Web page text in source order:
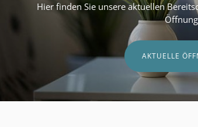
Hier finden Sie unsere aktuellen
AKTUELLE